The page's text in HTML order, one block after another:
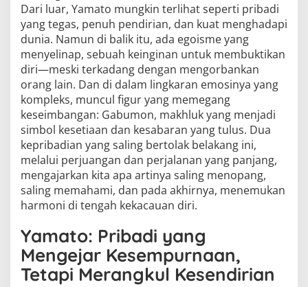
Dari luar, Yamato mungkin terlihat seperti pribadi
yang tegas, penuh pendirian, dan kuat menghadapi
dunia. Namun di balik itu, ada egoisme yang
menyelinap, sebuah keinginan untuk membuktikan
diri—meski terkadang dengan mengorbankan
orang lain. Dan di dalam lingkaran emosinya yang
kompleks, muncul figur yang memegang
keseimbangan: Gabumon, makhluk yang menjadi
simbol kesetiaan dan kesabaran yang tulus. Dua
kepribadian yang saling bertolak belakang ini,
melalui perjuangan dan perjalanan yang panjang,
mengajarkan kita apa artinya saling menopang,
saling memahami, dan pada akhirnya, menemukan
harmoni di tengah kekacauan diri.
Yamato: Pribadi yang
Mengejar Kesempurnaan,
Tetapi Merangkul Kesendirian